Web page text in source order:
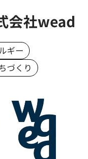
会社wead
ギー
づくり